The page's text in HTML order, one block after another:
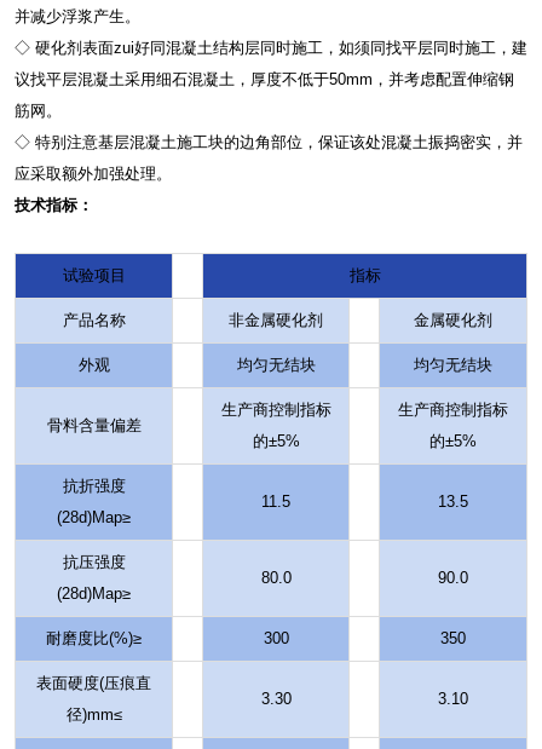
并减少浮浆产生。
◇ 硬化剂表面zui好同混凝土结构层同时施工，如须同找平层同时施工，建
议找平层混凝土采用细石混凝土，厚度不低于50mm，并考虑配置伸缩钢
筋网。
◇ 特别注意基层混凝土施工块的边角部位，保证该处混凝土振捣密实，并
应采取额外加强处理。
技术指标：
试验项目 指标
产品名称 非金属硬化剂 金属硬化剂
外观 均匀无结块 均匀无结块
骨料含量偏差
生产商控制指标
的±5%
生产商控制指标
的±5%
抗折强度
(28d)Map≥
11.5 13.5
抗压强度
(28d)Map≥
80.0 90.0
耐磨度比(%)≥ 300 350
表面硬度(压痕直
径)mm≤
3.30 3.10